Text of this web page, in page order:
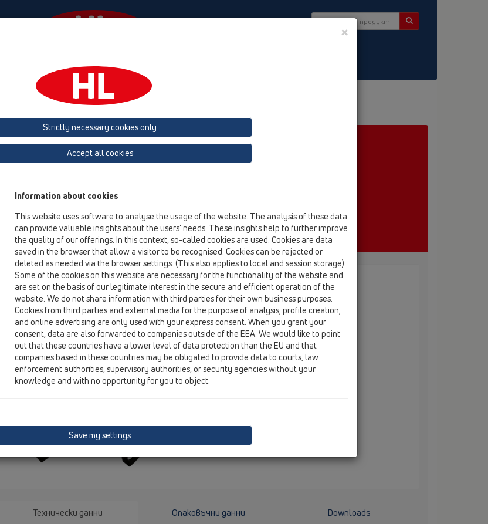
Фирма HL-House
Принадлежности Отводнителен елемент
преглед на продукта
12 Балкони и тераси
Отводнителен елемент
HL163.1
HL163.1
HL163.1
Дренажен пръстен за барбакани от серия HL68
Технически данни Опаковъчни данни Downloads
×
Strictly necessary cookies only
Accept all cookies
Information about cookies
This website uses software to analyse the usage of the website. The analysis of these data
can provide valuable insights about the users’ needs. These insights help to further improve
the quality of our offerings. In this context, so-called cookies are used. Cookies are data
saved in the browser that allow a visitor to be recognised. Cookies can be rejected or
deleted as needed via the browser settings. (This also applies to local and session storage).
Some of the cookies on this website are necessary for the functionality of the website and
are set on the basis of our legitimate interest in the secure and efficient operation of the
website. We do not share information with third parties for their own business purposes.
Cookies from third parties and external media for the purpose of analysis, profile creation,
and online advertising are only used with your express consent. When you grant your
consent, data are also forwarded to companies outside of the EEA. We would like to point
out that these countries have a lower level of data protection than the EU and that
companies based in these countries may be obligated to provide data to courts, law
enforcement authorities, supervisory authorities, or security agencies without your
knowledge and with no opportunity for you to object.
Save my settings